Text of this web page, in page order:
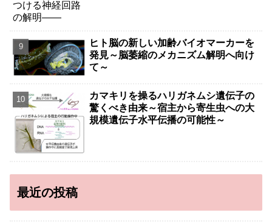
ヒト脳の新しい加齢バイオマーカーを
発見～脳萎縮のメカニズム解明へ向け
て～
カマキリを操るハリガネムシ遺伝子の
驚くべき由来～宿主から寄生虫への大
規模遺伝子水平伝播の可能性～
最近の投稿